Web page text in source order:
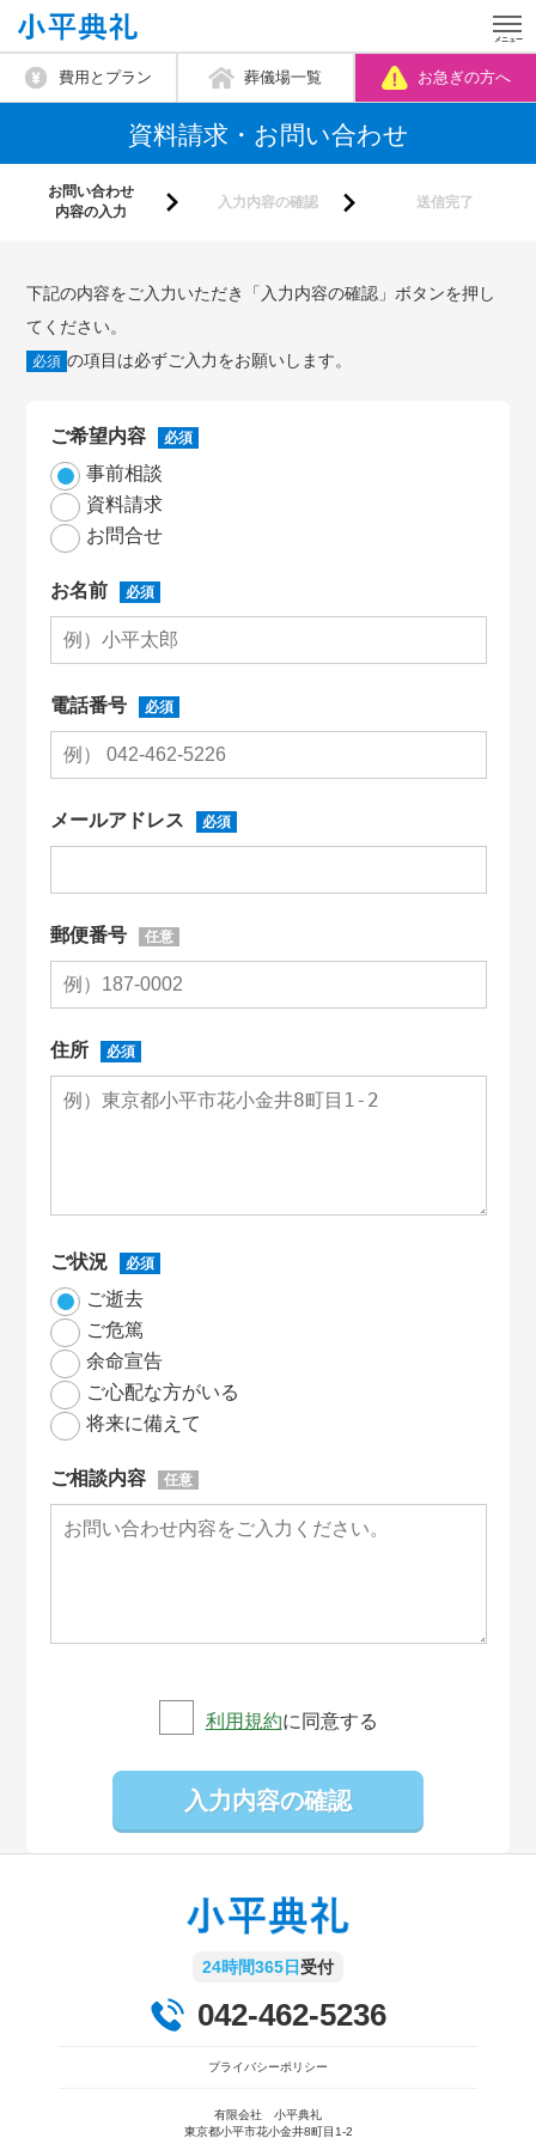
費用とプラン 葬儀場一覧 お急ぎの方へ
資料請求・お問い合わせ
お問い合わせ
内容の入力
入力内容の確認 送信完了
下記の内容をご入力いただき「入力内容の確認」ボタンを押し
てください。
必須 の項目は必ずご入力をお願いします。
ご希望内容 必須
事前相談
資料請求
お問合せ
お名前 必須
電話番号 必須
メールアドレス 必須
郵便番号 任意
住所 必須
ご状況 必須
ご逝去
ご危篤
余命宣告
ご心配な方がいる
将来に備えて
ご相談内容 任意
利用規約に同意する
24時間365日受付
042-462-5236
プライバシーポリシー
有限会社 小平典礼
東京都小平市花小金井8町目1-2